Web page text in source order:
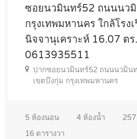
ซอยนวมินทร์52 ถนนนวมิ
กรุงเทพมหานคร ใกล้โรง
นิจจานุเคราะห์ 16.07 ตร
0613935511
ปากซอยนวมินทร์52 ถนนนวมิน
เขตบึงกุ่ม กรุงเทพมหานคร
5 ห้องนอน 4 ห้องน้ำ 257
16 ตารางวา